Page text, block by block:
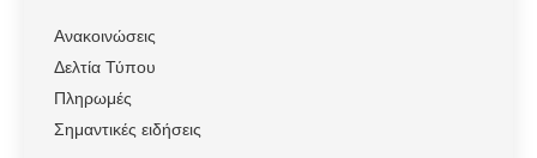
Ανακοινώσεις
Δελτία Τύπου
Πληρωμές
Σημαντικές ειδήσεις